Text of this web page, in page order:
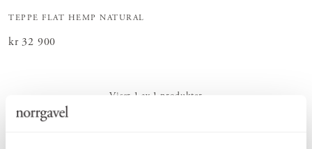
TEPPE FLAT HEMP NATURAL
Pris: kr 32 900
kr 32 900
Viser 1 av 1 produkter